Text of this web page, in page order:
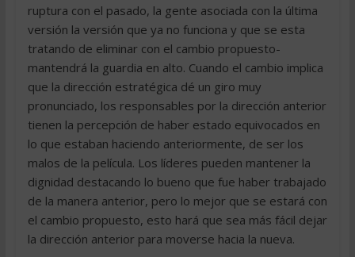
ruptura con el pasado, la gente asociada con la última
versión la versión que ya no funciona y que se esta
tratando de eliminar con el cambio propuesto-
mantendrá la guardia en alto. Cuando el cambio implica
que la dirección estratégica dé un giro muy
pronunciado, los responsables por la dirección anterior
tienen la percepción de haber estado equivocados en
lo que estaban haciendo anteriormente, de ser los
malos de la película. Los líderes pueden mantener la
dignidad destacando lo bueno que fue haber trabajado
de la manera anterior, pero lo mejor que se estará con
el cambio propuesto, esto hará que sea más fácil dejar
la dirección anterior para moverse hacia la nueva.